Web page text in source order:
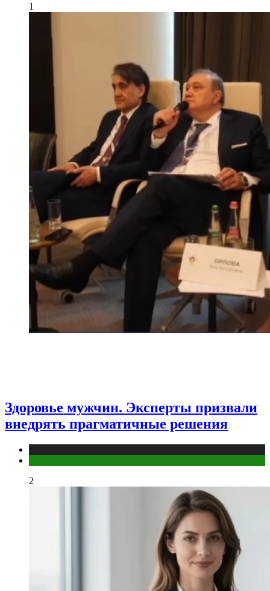
1
Здоровье мужчин. Эксперты призвали
внедрять прагматичные решения
2